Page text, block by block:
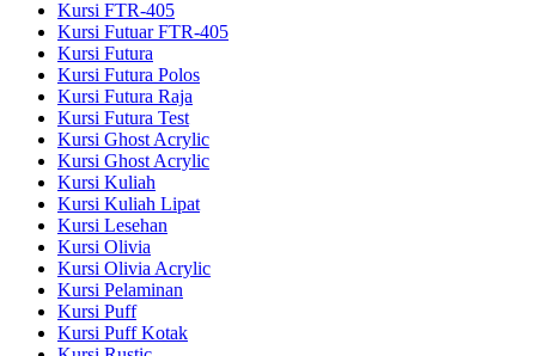
Kursi FTR-405
Kursi Futuar FTR-405
Kursi Futura
Kursi Futura Polos
Kursi Futura Raja
Kursi Futura Test
Kursi Ghost Acrylic
Kursi Ghost Acrylic
Kursi Kuliah
Kursi Kuliah Lipat
Kursi Lesehan
Kursi Olivia
Kursi Olivia Acrylic
Kursi Pelaminan
Kursi Puff
Kursi Puff Kotak